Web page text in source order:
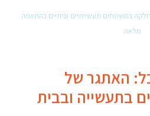
במשטחים תעשייתיים וביתיים בהתאמה
מלאה
האתגר של
בתעשייה ובבית